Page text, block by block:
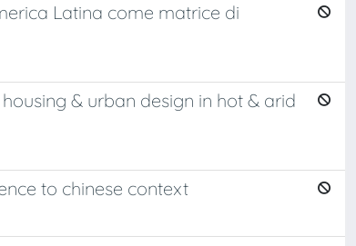
Latina come matrice di
& urban design in hot & arid
to chinese context